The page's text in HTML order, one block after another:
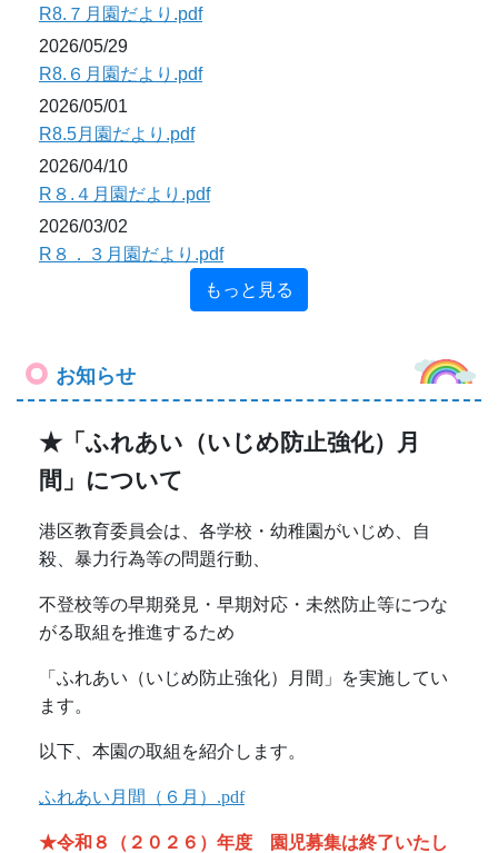
R8.７月園だより.pdf
2026/05/29
R8.６月園だより.pdf
2026/05/01
R8.5月園だより.pdf
2026/04/10
R８.４月園だより.pdf
2026/03/02
R８．３月園だより.pdf
もっと見る
お知らせ
★「ふれあい（いじめ防止強化）月
間」について
港区教育委員会は、各学校・幼稚園がいじめ、自
殺、暴力行為等の問題行動、
不登校等の早期発見・早期対応・未然防止等につな
がる取組を推進するため
「ふれあい（いじめ防止強化）月間」を実施してい
ます。
以下、本園の取組を紹介します。
ふれあい月間（６月）.pdf
★令和８（２０２６）年度 園児募集は終了いたし